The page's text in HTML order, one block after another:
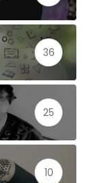
36
25
10